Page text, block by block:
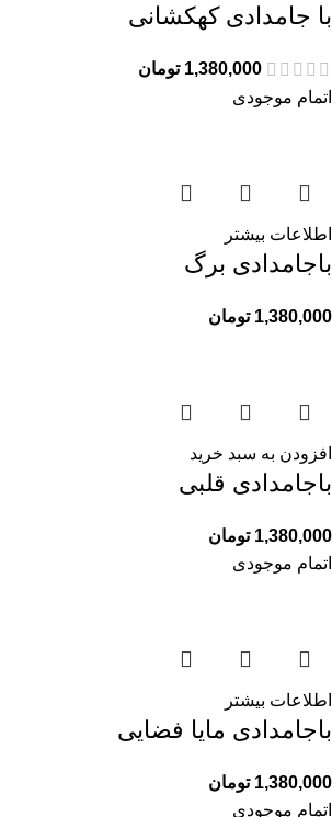
با جامدادی کهكشانى
1,380,000 تومان
اتمام موجودی
اطلاعات بیشتر
باجامدادی برگ
1,380,000 تومان
افزودن به سبد خرید
باجامدادی قلبی
1,380,000 تومان
اتمام موجودی
اطلاعات بیشتر
باجامدادی مایا فضایی
1,380,000 تومان
اتمام موجودی